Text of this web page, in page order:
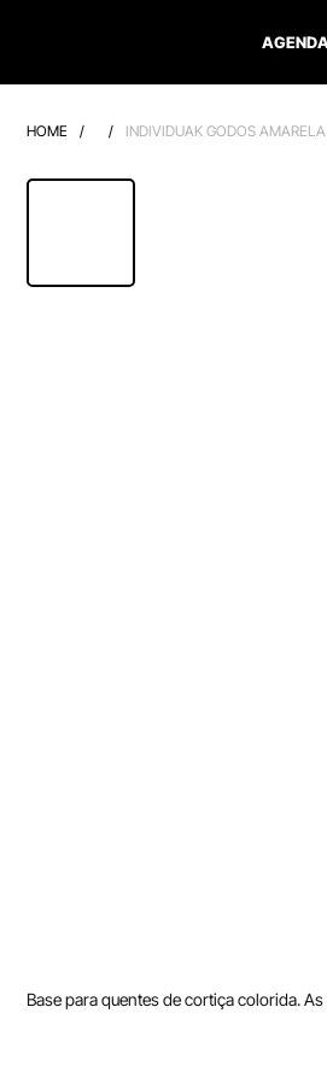
AGENDA
HOME / / INDIVIDUAK GODOS AMARELA
Base para quentes de cortiça colorida.